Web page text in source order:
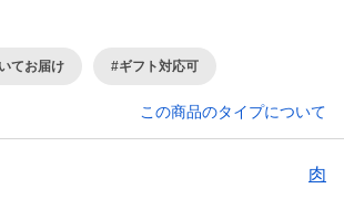
てお届け #ギフト対応可
この商品のタイプについて
肉